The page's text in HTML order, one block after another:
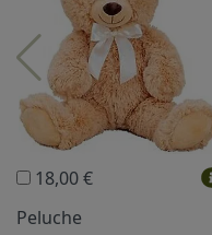
Profumi
Trudi®
Regali
18,00 €
Peluche